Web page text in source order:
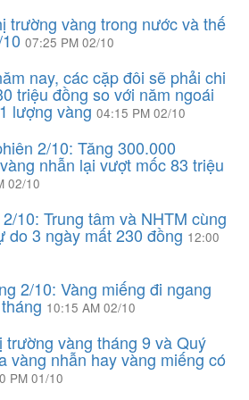
trường vàng trong nước và thế
1007:25 PM 02/10
nay, các cặp đôi sẽ phải chi
triệu đồng so với năm ngoái
lượng vàng 04:15 PM 02/10
2/10: Tăng 300.000
nhẫn lại vượt mốc 83 triệu
02/10
10: Trung tâm và NHTM cùng
do 3 ngày mất 230 đồng 12:00
2/10: Vàng miếng đi ngang
10:15 AM 02/10
trường vàng tháng 9 và Quý
vàng nhẫn hay vàng miếng có
PM 01/10